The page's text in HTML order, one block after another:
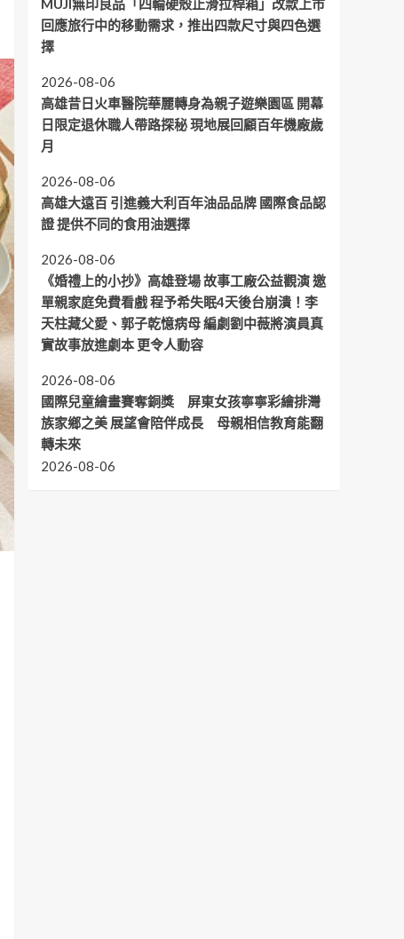
MUJI無印良品「四輪硬殼止滑拉桿箱」改款上市
回應旅行中的移動需求，推出四款尺寸與四色選
擇
2026-08-06
高雄昔日火車醫院華麗轉身為親子遊樂園區 開幕
日限定退休職人帶路探秘 現地展回顧百年機廠歲
月
2026-08-06
高雄大遠百 引進義大利百年油品品牌 國際食品認
證 提供不同的食用油選擇
2026-08-06
《婚禮上的小抄》高雄登場 故事工廠公益觀演 邀
單親家庭免費看戲 程予希失眠4天後台崩潰！李
天柱藏父愛、郭子乾憶病母 編劇劉中薇將演員真
實故事放進劇本 更令人動容
2026-08-06
國際兒童繪畫賽奪銅獎 屏東女孩寧寧彩繪排灣
族家鄉之美 展望會陪伴成長 母親相信教育能翻
轉未來
2026-08-06